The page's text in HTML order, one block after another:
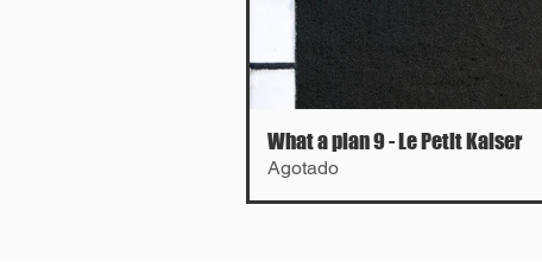
What a plan 9 - Le Petit Kaiser
Agotado